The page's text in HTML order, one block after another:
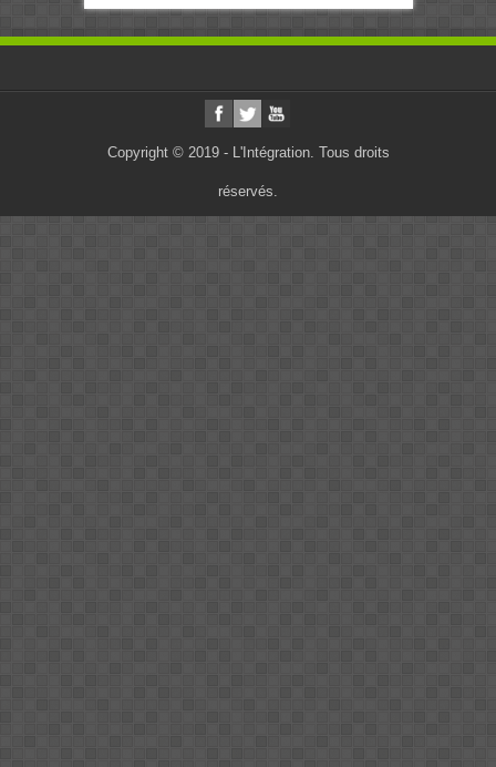
Copyright © 2019 - L'Intégration. Tous droits
réservés.